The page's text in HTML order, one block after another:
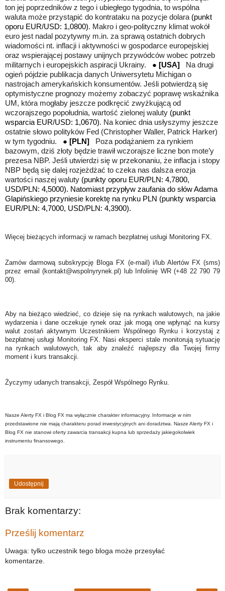
ton jej poprzedników z tego i ubiegłego tygodnia, to wspólna
waluta może przystąpić do kontrataku na pozycje dolara (punkt
oporu EUR/USD: 1,0800). Makro i geo-polityczny klimat wokół
euro jest nadal pozytywny m.in. za sprawą ostatnich dobrych
wiadomości nt. inflacji i aktywności w gospodarce europejskiej
oraz wspierającej postawy unijnych przywódców wobec potrzeb
militarnych i europejskich aspiracji Ukrainy. ● [USA]
Na drugi
ogień pójdzie publikacja danych Uniwersytetu Michigan o
nastrojach amerykańskich konsumentów. Jeśli potwierdzą się
optymistyczne prognozy możemy zobaczyć poprawę wskaźnika
UM, która mogłaby jeszcze podkręcić zwyżkującą od
wczorajszego popołudnia, wartość zielonej waluty (punkt
wsparcia EUR/USD: 1,0670). Na koniec dnia usłyszymy jeszcze
ostatnie słowo polityków Fed (Christopher Waller, Patrick Harker)
w tym tygodniu. ● [PLN]
Poza podążaniem za rynkiem
bazowym, dziś złoty będzie trawił wczorajsze liczne bon mote’y
prezesa NBP. Jeśli utwierdzi się w przekonaniu, że inflacja i stopy
NBP będą się dalej rozjeżdżać to czeka nas dalsza erozja
wartości naszej waluty (punkty oporu EUR/PLN: 4,7800,
USD/PLN: 4,5000). Natomiast przypływ zaufania do słów Adama
Glapińskiego przyniesie korektę na rynku PLN (punkty wsparcia
EUR/PLN: 4,7000, USD/PLN: 4,3900).
Więcej bieżących informacji w ramach bezpłatnej usługi Monitoring FX.
Zamów darmową subskrypcję Bloga FX (e-mail) i/lub Alertów FX (sms)
przez email (kontakt@wspolnyrynek.pl) lub Infolinię WR (+48 22 790 79
00).
Aby na bieżąco wiedzieć, co dzieje się na rynkach walutowych, na jakie
wydarzenia i dane oczekuje rynek oraz jak mogą one wpłynąć na kursy
walut zostań aktywnym Uczestnikiem Wspólnego Rynku i korzystaj z
bezpłatnej usługi Monitoring FX. Nasi eksperci stale monitorują sytuację
na rynkach walutowych, tak aby znaleźć najlepszy dla Twojej firmy
moment i kurs transakcji.
Życzymy udanych transakcji, Zespół Wspólnego Rynku.
Nasze Alerty FX i Blog FX ma wyłącznie charakter informacyjny. Informacje w nim
przedstawione nie mają charakteru porad inwestycyjnych ani doradztwa. Nasze Alerty FX i
Blog FX nie stanowi oferty zawarcia transakcji kupna lub sprzedaży jakiegokolwiek
instrumentu finansowego.
Udostępnij
Brak komentarzy:
Prześlij komentarz
Uwaga: tylko uczestnik tego bloga może przesyłać
komentarze.